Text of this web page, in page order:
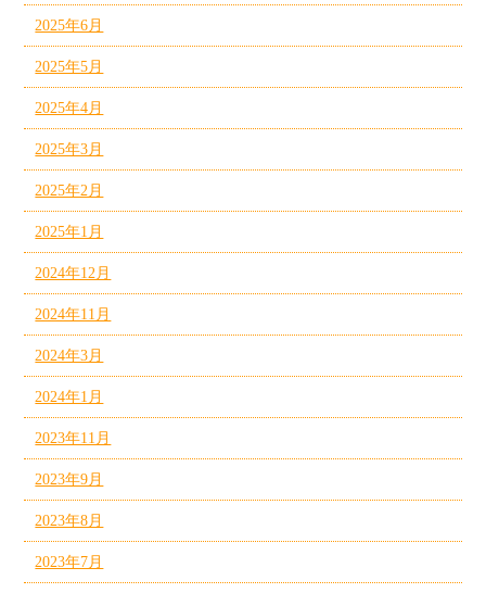
2025年6月
2025年5月
2025年4月
2025年3月
2025年2月
2025年1月
2024年12月
2024年11月
2024年3月
2024年1月
2023年11月
2023年9月
2023年8月
2023年7月